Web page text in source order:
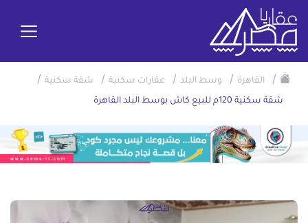
/ القاهرة / وسط البلد / عقارات سكنية / شقة سكنية /
شقة سكنية 120م للبيع كاش بوسط البلد القاهرة